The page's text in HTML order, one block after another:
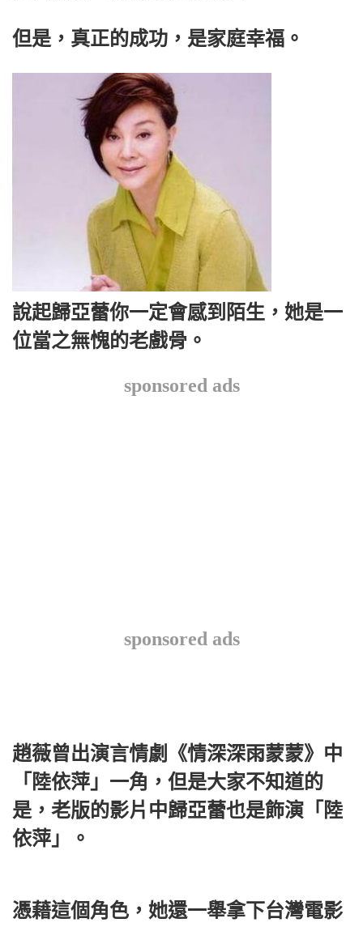
但是，真正的成功，是家庭幸福。
說起歸亞蕾你一定會感到陌生，她是一
位當之無愧的老戲骨。
sponsored ads
sponsored ads
趙薇曾出演言情劇《情深深雨蒙蒙》中
「陸依萍」一角，但是大家不知道的
是，老版的影片中歸亞蕾也是飾演「陸
依萍」。
憑藉這個角色，她還一舉拿下台灣電影